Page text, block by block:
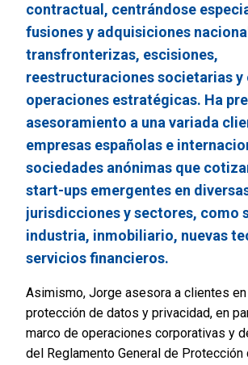
contractual, centrándose
fusiones y adquisiciones
transfronterizas, escisiones,
reestructuraciones societarias y
operaciones estratégicas. Ha
asesoramiento a una variada
empresas españolas e
sociedades anónimas que
start-ups emergentes en
jurisdicciones y sectores, como
industria, inmobiliario, nuevas
servicios financieros.
Asimismo, Jorge asesora a clientes
protección de datos y privacidad, en
marco de operaciones corporativas y
del Reglamento General de Protección